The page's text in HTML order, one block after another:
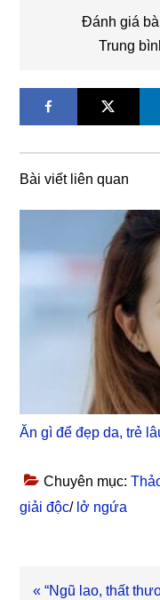
Đánh giá
Trung
Bài viết liên quan
Ăn gì để đẹp da, trẻ
Chuyên mục:
giải độc/ lở ngứa
Bài
« “Ngũ lao, thất